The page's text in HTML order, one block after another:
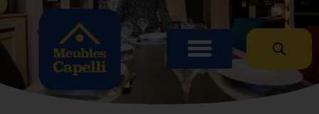
Panneau de gestion des cookies